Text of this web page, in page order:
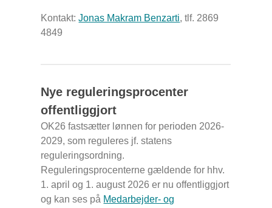
Kontakt:Jonas Makram Benzarti, tlf. 2869
4849
Nye reguleringsprocenter
offentliggjort
OK26 fastsætter lønnen for perioden 2026-
2029, som reguleres jf. statens
reguleringsordning.
Reguleringsprocenterne gældende for hhv.
1. april og 1. august 2026 er nu offentliggjort
og kan ses på Medarbejder- og